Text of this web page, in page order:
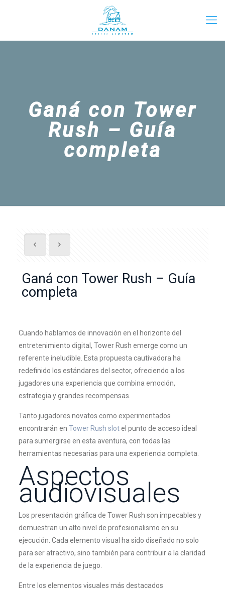
Ganá con Tower
Rush – Guía
completa
Ganá con Tower Rush – Guía
completa
Cuando hablamos de innovación en el horizonte del
entretenimiento digital, Tower Rush emerge como un
referente ineludible. Esta propuesta cautivadora ha
redefinido los estándares del sector, ofreciendo a los
jugadores una experiencia que combina emoción,
estrategia y grandes recompensas.
Tanto jugadores novatos como experimentados
encontrarán en Tower Rush slotel punto de acceso ideal
para sumergirse en esta aventura, con todas las
herramientas necesarias para una experiencia completa.
Aspectos
audiovisuales
Los presentación gráfica de Tower Rush son impecables y
demuestran un alto nivel de profesionalismo en su
ejecución. Cada elemento visual ha sido diseñado no solo
para ser atractivo, sino también para contribuir a la claridad
de la experiencia de juego.
Entre los elementos visuales más destacados